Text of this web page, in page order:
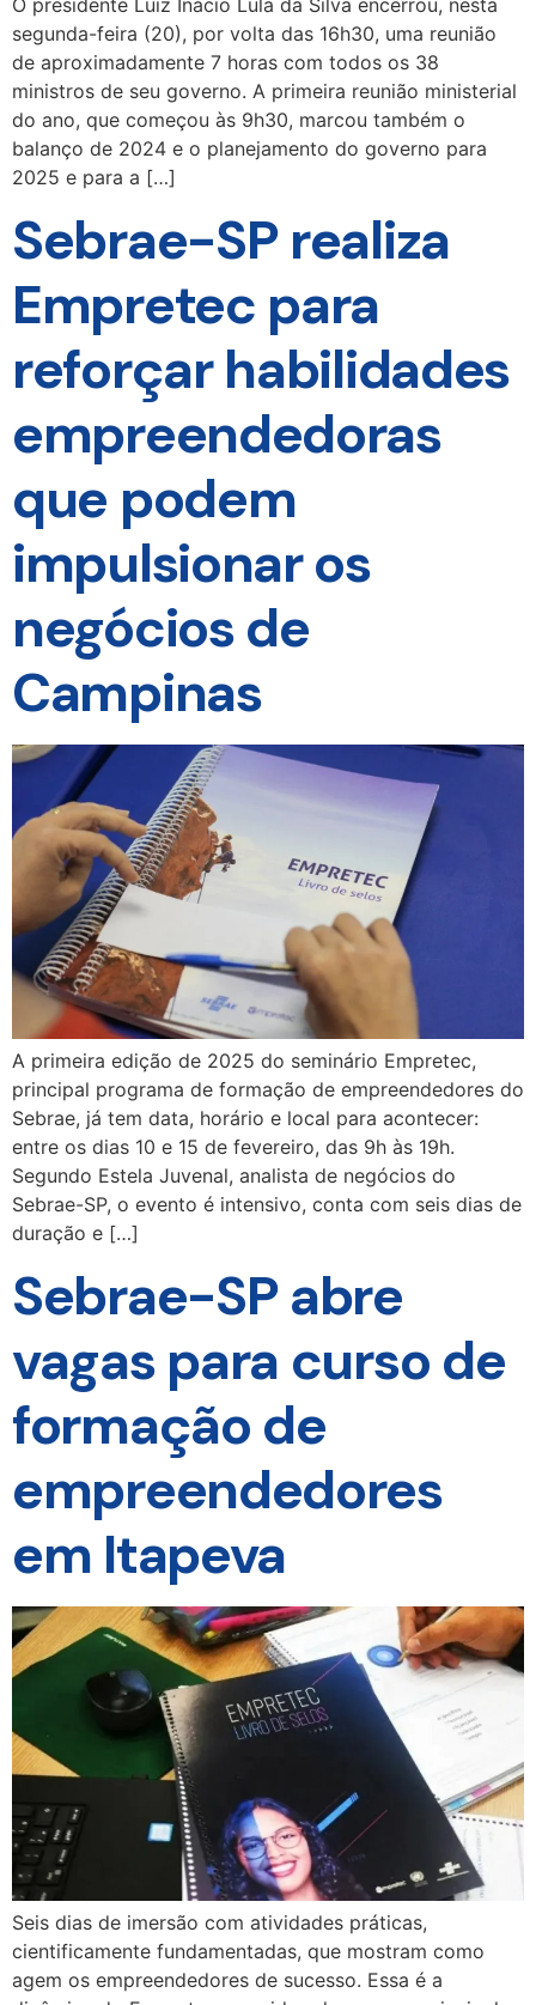
segunda-feira (20), por volta das 16h30, uma reunião
de aproximadamente 7 horas com todos os 38
ministros de seu governo. A primeira reunião ministerial
do ano, que começou às 9h30, marcou também o
balanço de 2024 e o planejamento do governo para
2025 e para a […]
Sebrae-SP realiza
Empretec para
reforçar habilidades
empreendedoras
que podem
impulsionar os
negócios de
Campinas
A primeira edição de 2025 do seminário Empretec,
principal programa de formação de empreendedores do
Sebrae, já tem data, horário e local para acontecer:
entre os dias 10 e 15 de fevereiro, das 9h às 19h.
Segundo Estela Juvenal, analista de negócios do
Sebrae-SP, o evento é intensivo, conta com seis dias de
duração e […]
Sebrae-SP abre
vagas para curso de
formação de
empreendedores
em Itapeva
Seis dias de imersão com atividades práticas,
cientificamente fundamentadas, que mostram como
agem os empreendedores de sucesso. Essa é a